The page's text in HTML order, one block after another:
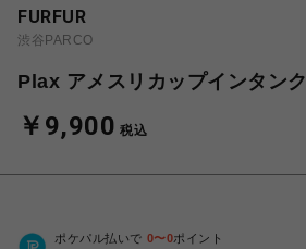
FURFUR
渋谷PARCO
Plax アメスリカップインタンク
￥9,900 税込
ポケパル払いで 0〜0ポイント